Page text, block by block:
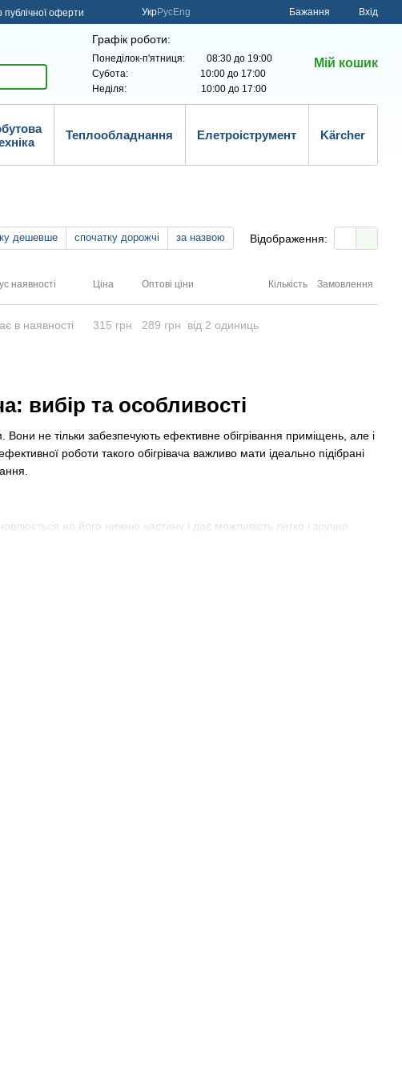
публічної оферти УкрРусEng Бажання Вхід
Графік роботи:
Понеділок-п'ятниця: 08:30 до 19:00
Субота: 10:00 до 17:00
Неділя: 10:00 до 17:00
Мій кошик
Теплообладнання Елетроіструмент Kärcher
дешевше спочатку дорожчі за назвою Відображення:
вибір та особливості
не тільки забезпечують ефективне обігрівання приміщень, але і
роботи такого обігрівача важливо мати ідеально підібрані
на його нижню частину і дає можливість легко і зручно
наявності Ціна Оптові ціни Кількість Замовлення
в наявності 315 грн 289 грн від 2 одиниць